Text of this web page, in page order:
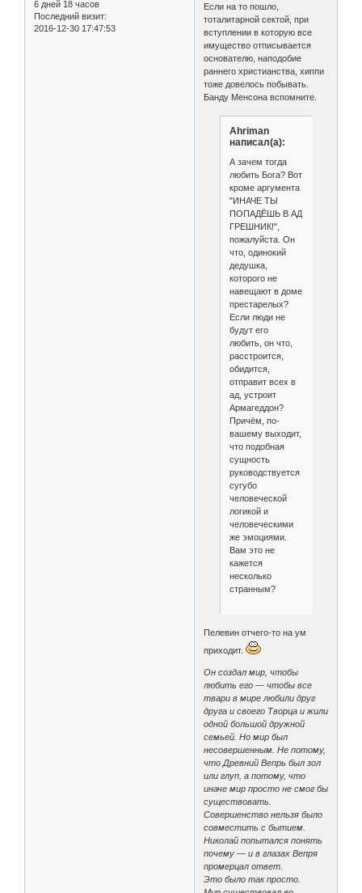
6 дней 18 часов
Последний визит:
2016-12-30 17:47:53
Если на то пошло,
тоталитарной сектой, при
вступлении в которую все
имущество отписывается
основателю, наподобие
раннего христианства, хиппи
тоже довелось побывать.
Банду Менсона вспомните.
Ahriman
написал(а):
А зачем тогда
любить Бога? Вот
кроме аргумента
"ИНАЧЕ ТЫ
ПОПАДЁШЬ В АД
ГРЕШНИК!",
пожалуйста. Он
что, одинокий
дедушка,
которого не
навещают в доме
престарелых?
Если люди не
будут его
любить, он что,
расстроится,
обидится,
отправит всех в
ад, устроит
Армагеддон?
Причём, по-
вашему выходит,
что подобная
сущность
руководствуется
сугубо
человеческой
логикой и
человеческими
же эмоциями.
Вам это не
кажется
несколько
странным?
Пелевин отчего-то на ум
приходит.
Он создал мир, чтобы
любить его — чтобы все
твари в мире любили друг
друга и своего Творца и жили
одной большой дружной
семьей. Но мир был
несовершенным. Не потому,
что Древний Вепрь был зол
или глуп, а потому, что
иначе мир просто не смог бы
существовать.
Совершенство нельзя было
совместить с бытием.
Николай попытался понять
почему — и в глазах Вепря
промерцал ответ.
Это было так просто.